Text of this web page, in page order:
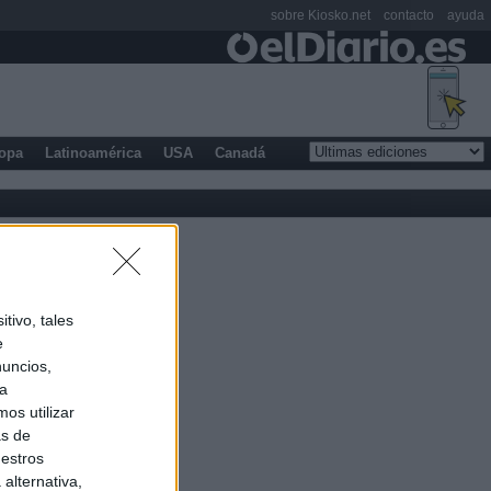
tales
utilizar
de
Latinoamérica USA Canadá
sobre Kiosko.net contacto ayuda